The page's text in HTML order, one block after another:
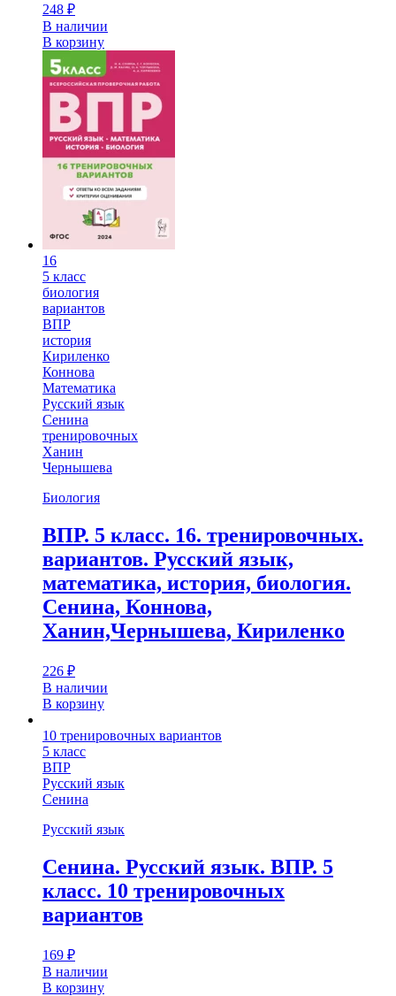
248 ₽
В наличии
В корзину
16
5 класс
биология
вариантов
ВПР
история
Кириленко
Коннова
Математика
Русский язык
Сенина
тренировочных
Ханин
Чернышева
Биология
ВПР. 5 класс. 16. тренировочных.
вариантов. Русский язык,
математика, история, биология.
Сенина, Коннова,
Ханин,Чернышева, Кириленко
226 ₽
В наличии
В корзину
10 тренировочных вариантов
5 класс
ВПР
Русский язык
Сенина
Русский язык
Сенина. Русский язык. ВПР. 5
класс. 10 тренировочных
вариантов
169 ₽
В наличии
В корзину